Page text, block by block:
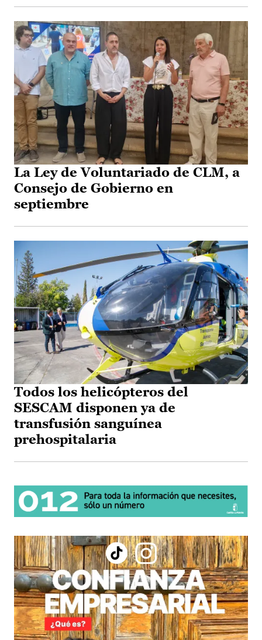
La Ley de Voluntariado de CLM, a
Consejo de Gobierno en
septiembre
Todos los helicópteros del
SESCAM disponen ya de
transfusión sanguínea
prehospitalaria